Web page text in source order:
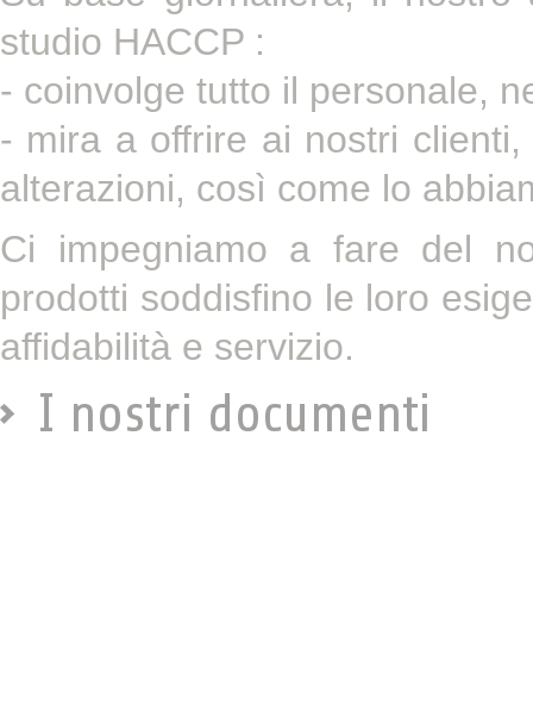
studio HACCP :
- coinvolge tutto il personale,
- mira a offrire ai nostri
alterazioni, così come lo
Ci impegniamo a fare del
prodotti soddisfino le loro
affidabilità e servizio.
I nostri documenti